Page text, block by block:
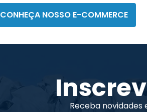
CONHEÇA NOSSO E-COMMERCE
Receba